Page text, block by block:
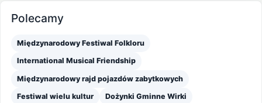
Polecamy
Międzynarodowy Festiwal Folkloru
International Musical Friendship
Międzynarodowy rajd pojazdów zabytkowych
Festiwal wielu kultur Dożynki Gminne Wirki